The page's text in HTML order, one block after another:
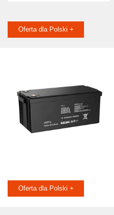
Oferta dla Polski +
Oferta dla Polski +